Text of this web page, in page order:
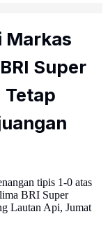
Markas
Super
Tetap
tipis 1-0 atas
BRI Super
Lautan Api, Jumat